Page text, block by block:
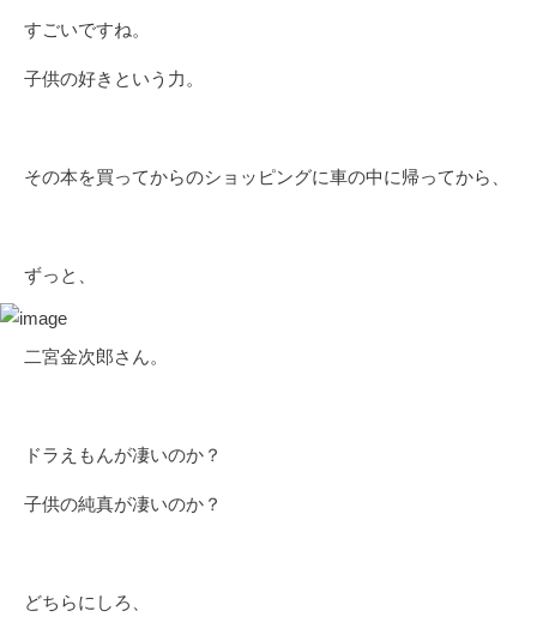
すごいですね。
子供の好きという力。
その本を買ってからのショッピングに車の中に帰ってから、
ずっと、
二宮金次郎さん。
ドラえもんが凄いのか？
子供の純真が凄いのか？
どちらにしろ、